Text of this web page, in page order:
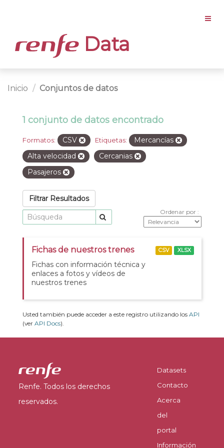
Data
Inicio Conjuntos de datos
1 conjunto de datos encontrado
Formatos: CSV Etiquetas:
Mercancías
Alta velocidad
Cercanias
Pasajeros
Filtrar Resultados
Ordenar por
Fichas de nuestros trenes
Fichas con información técnica y
enlaces a fotos y vídeos de
nuestros trenes
CSV XLSX
Usted también puede acceder a este registro utilizando los API
(ver API Docs).
Renfe. Todos los derechos
reservados.
Datasets
Contacto
Acerca
del
portal
Información